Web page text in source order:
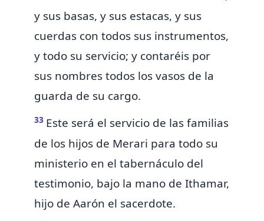
y sus basas, y sus estacas, y sus
cuerdas con todos sus instrumentos,
y todo su servicio; y contaréis por
sus nombres todos los vasos de la
guarda de su cargo.
33 Este será el servicio de las familias
de los hijos de Merari para todo su
ministerio en el tabernáculo del
testimonio, bajo la mano de Ithamar,
hijo de Aarón el sacerdote.